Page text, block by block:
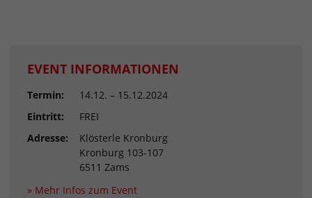
EVENT INFORMATIONEN
Termin:
14.12. – 15.12.2024
Eintritt:
FREI
Adresse:
Klösterle Kronburg
Kronburg 103-107
6511 Zams
» Mehr Infos zum Event